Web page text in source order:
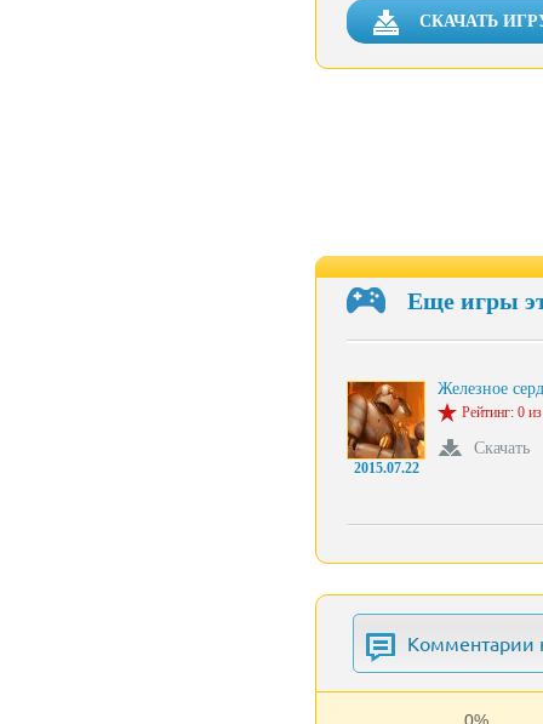
СКАЧАТЬ
Еще игры
2015.07.22
Железное
Рейтинг: 0
Скачать
Комментарии